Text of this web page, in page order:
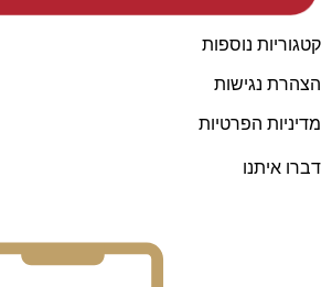
קטגוריות נוספות
הצהרת נגישות
מדיניות הפרטיות
דברו איתנו